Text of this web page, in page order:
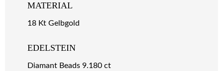
MATERIAL
18 Kt Gelbgold
EDELSTEIN
Diamant Beads 9.180 ct